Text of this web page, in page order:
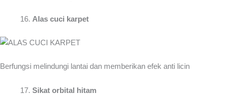
Alas cuci karpet
Berfungsi melindungi lantai dan memberikan efek anti licin
Sikat orbital hitam